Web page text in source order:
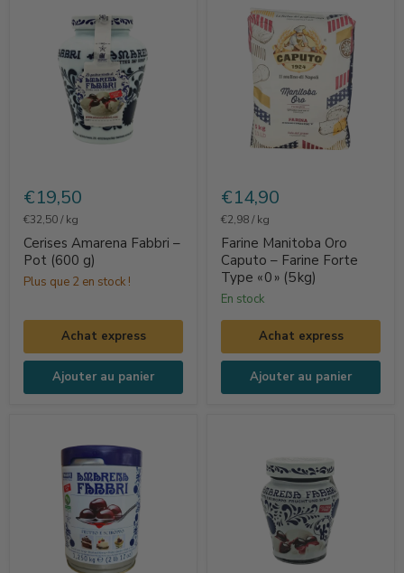
Amarena
Fabbri
–
Pot
(600
€19,50
€32,50/kg
Cerises Amarena Fabbri –
Pot (600 g)
Plus que 2 en stock !
Achat express
Ajouter au panier
Manitoba
Oro
Caputo
–
Farine
Forte
Type
(5 kg)
€14,90
€2,98/kg
Farine Manitoba Oro
Caputo – Farine Forte
Type « 0 » (5 kg)
en stock
Achat express
Ajouter au panier